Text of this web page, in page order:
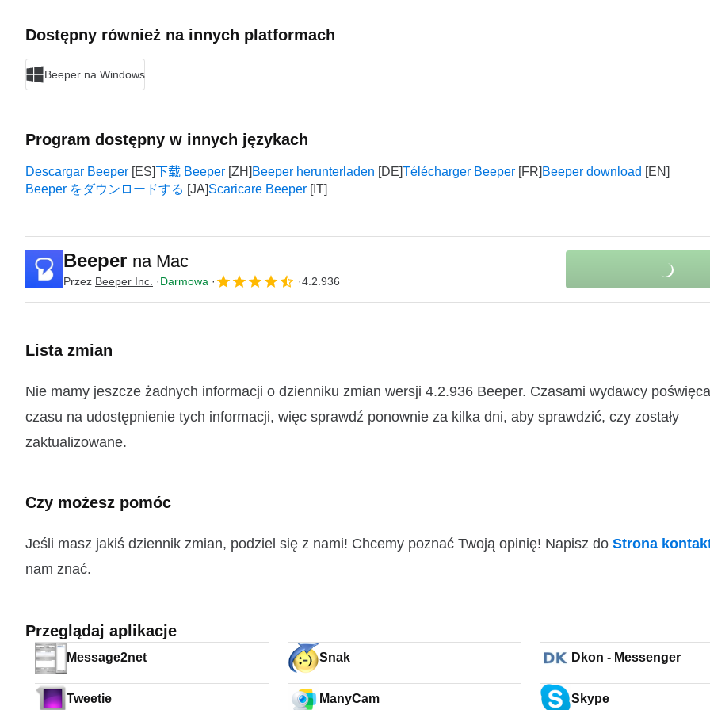
Dostępny również na innych platformach
Beeper na Windows
Program dostępny w innych językach
Descargar Beeper 下载 Beeper Beeper herunterladen Télécharger Beeper
Beeper download
Beeper をダウンロードする
Scaricare Beeper
Beeper na Mac
Przez Beeper Inc. Darmowa 4.2.936
Lista zmian
Nie mamy jeszcze żadnych informacji o dzienniku zmian wersji 4.2.936 Beeper. Czasami wydawcy
czasu na udostępnienie tych informacji, więc sprawdź ponownie za kilka dni, aby sprawdzić, czy zostały
zaktualizowane.
Czy możesz pomóc
Jeśli masz jakiś dziennik zmian, podziel się z nami! Chcemy poznać Twoją opinię! Napisz do Strona
nam znać.
Przeglądaj aplikacje
Message2net Snak Dkon - Messenger
Tweetie ManyCam Skype